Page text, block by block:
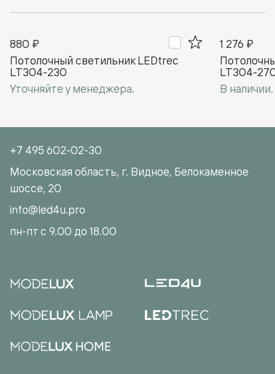
880 ₽
Потолочный светильник LEDtrec
LT304-230
Уточняйте у менеджера.
1 276 ₽
LT304-
В наличии.
+7 495 602-02-30
Московская область, г. Видное, Белокаменное
шоссе, 20
info@led4u.pro
пн-пт с 9.00 до 18.00